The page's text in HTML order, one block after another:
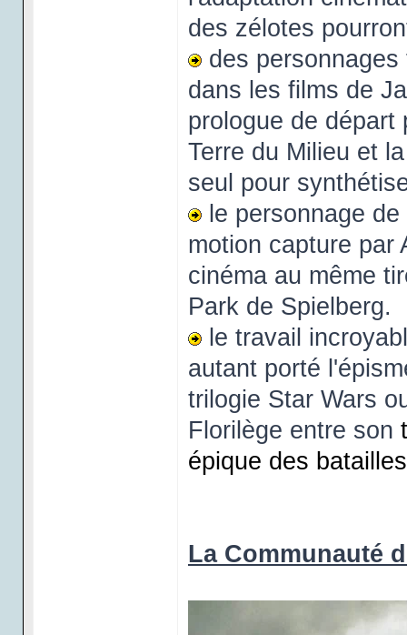
des zélotes
des
dans les films de
prologue de départ
Terre du Milieu et
seul pour
le personnage
motion capture par
cinéma au même
Park de Spielberg.
le travail
autant porté
trilogie Star Wars
Florilège entre son
épique des batailles
La Communauté